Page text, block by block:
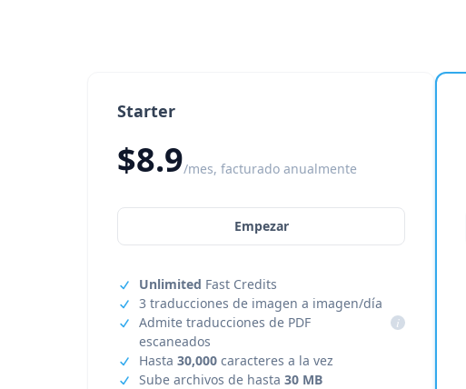
Starter
$8.9/mes, facturado anualmente
Empezar
Unlimited Fast Credits
3 traducciones de imagen a imagen/día
Admite traducciones de PDF
escaneados
i
Hasta 30,000 caracteres a la vez
Sube archivos de hasta 30 MB